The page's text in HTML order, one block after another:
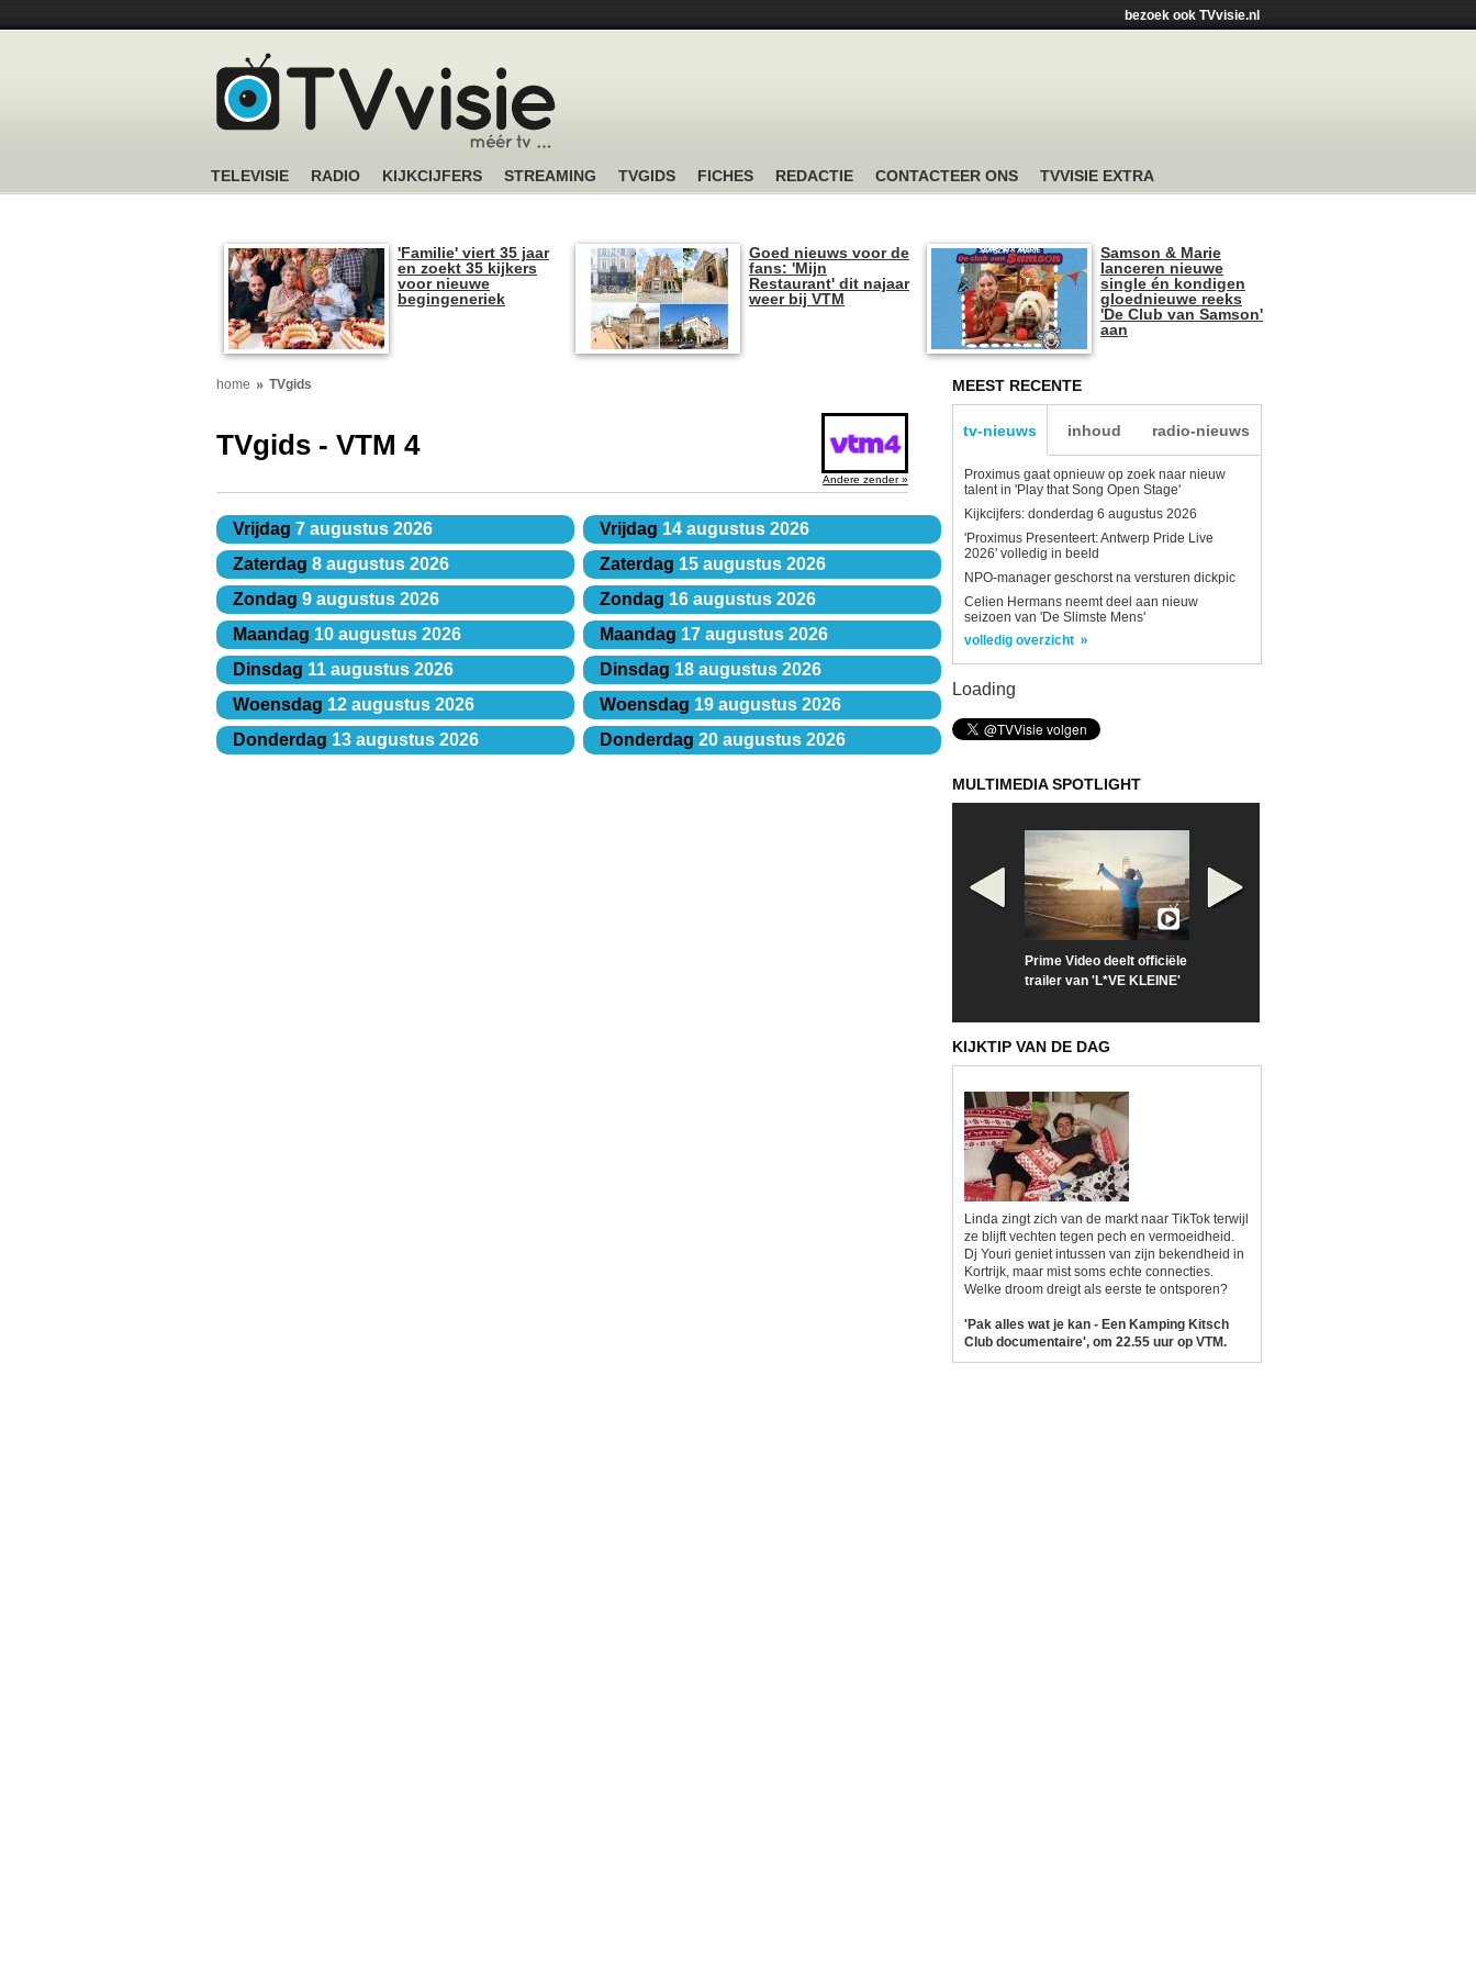
bezoek ook TVvisie.nl
TELEVISIE RADIO KIJKCIJFERS STREAMING TVGIDS FICHES REDACTIE CONTACTEER ONS TVVISIE EXTRA
'Familie' viert 35 jaar
en zoekt 35 kijkers
voor nieuwe
begingeneriek
Goed nieuws voor de
fans: 'Mijn
Restaurant' dit najaar
weer bij VTM
Samson & Marie
lanceren nieuwe
single én kondigen
gloednieuwe reeks
'De Club van Samson'
aan
home TVgids
TVgids - VTM 4
Andere zender »
Vrijdag 7 augustus 2026
Zaterdag 8 augustus 2026
Zondag 9 augustus 2026
Maandag 10 augustus 2026
Dinsdag 11 augustus 2026
Woensdag 12 augustus 2026
Donderdag 13 augustus 2026
Vrijdag 14 augustus 2026
Zaterdag 15 augustus 2026
Zondag 16 augustus 2026
Maandag 17 augustus 2026
Dinsdag 18 augustus 2026
Woensdag 19 augustus 2026
Donderdag 20 augustus 2026
MEEST RECENTE
tv-nieuws inhoud radio-nieuws
Proximus gaat opnieuw op zoek naar nieuw
talent in 'Play that Song Open Stage'
Kijkcijfers: donderdag 6 augustus 2026
'Proximus Presenteert: Antwerp Pride Live
2026' volledig in beeld
NPO-manager geschorst na versturen dickpic
Celien Hermans neemt deel aan nieuw
seizoen van 'De Slimste Mens'
volledig overzicht
Loading
MULTIMEDIA SPOTLIGHT
Prime Video deelt officiële
trailer van 'L*VE KLEINE'
KIJKTIP VAN DE DAG
Linda zingt zich van de markt naar TikTok terwijl
ze blijft vechten tegen pech en vermoeidheid.
Dj Youri geniet intussen van zijn bekendheid in
Kortrijk, maar mist soms echte connecties.
Welke droom dreigt als eerste te ontsporen?
'Pak alles wat je kan - Een Kamping Kitsch
Club documentaire', om 22.55 uur op VTM.